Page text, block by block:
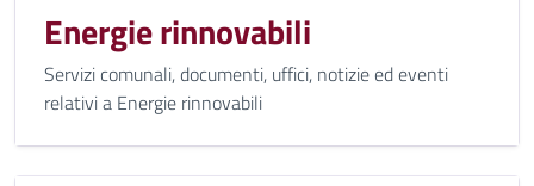
Energie rinnovabili
Servizi comunali, documenti, uffici, notizie ed eventi
relativi a Energie rinnovabili